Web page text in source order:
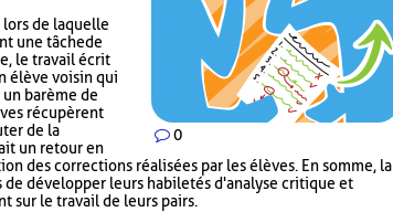
0
de laquelle
une tâche de
le travail écrit
élève voisin qui
barème de
récupèrent
de la
un retour en
des corrections réalisées par les élèves. En somme, la
développer leurs habiletés d'analyse critique et
sur le travail de leurs pairs.